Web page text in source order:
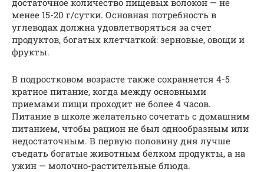
достаточное количество пищевых волокон — не
менее 15-20 г/сутки. Основная потребность в
углеводах должна удовлетворяться за счет
продуктов, богатых клетчаткой: зерновые, овощи и
фрукты.
В подростковом возрасте также сохраняется 4-5
кратное питание, когда между основными
приемами пищи проходит не более 4 часов.
Питание в школе желательно сочетать с домашним
питанием, чтобы рацион не был однообразным или
недостаточным. В первую половину дня лучше
съедать богатые животным белком продукты, а на
ужин — молочно-растительные блюда.